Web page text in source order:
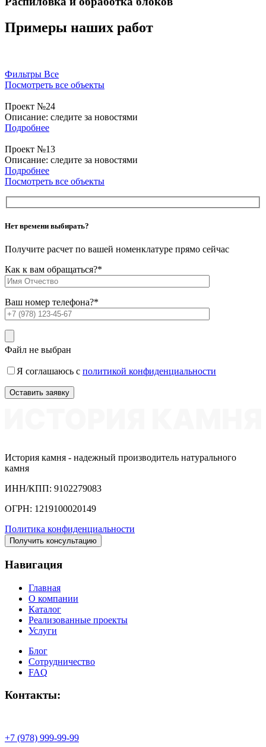
Примеры наших работ
Фильтры Все
Посмотреть все объекты
Проект №24
Описание: следите за новостями
Подробнее
Проект №13
Описание: следите за новостями
Подробнее
Посмотреть все объекты
Нет времени выбирать?
Получите расчет по вашей номенклатуре прямо сейчас
Как к вам обращаться?*
Ваш номер телефона?*
Файл не выбран
Я соглашаюсь с политикой конфиденциальности
История камня - надежный производитель натурального
камня
ИНН/КПП: 9102279083
ОГРН: 1219100020149
Политика конфиденциальности
Получить консультацию
Навигация
Главная
О компании
Каталог
Реализованные проекты
Услуги
Блог
Сотрудничество
FAQ
Контакты:
+7 (978) 999-99-99